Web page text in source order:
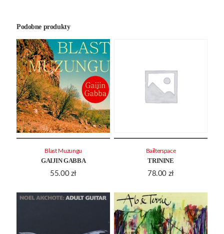
Podobne produkty
GAIJIN GABBA
55.00 zł
Blast Muzungu
TRININE
78.00 zł
Bailterspace